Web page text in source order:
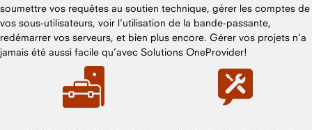
soumettre vos requêtes au soutien technique, gérer les comptes de
vos sous-utilisateurs, voir l’utilisation de la bande-passante,
redémarrer vos serveurs, et bien plus encore. Gérer vos projets n’a
jamais été aussi facile qu’avec Solutions OneProvider!